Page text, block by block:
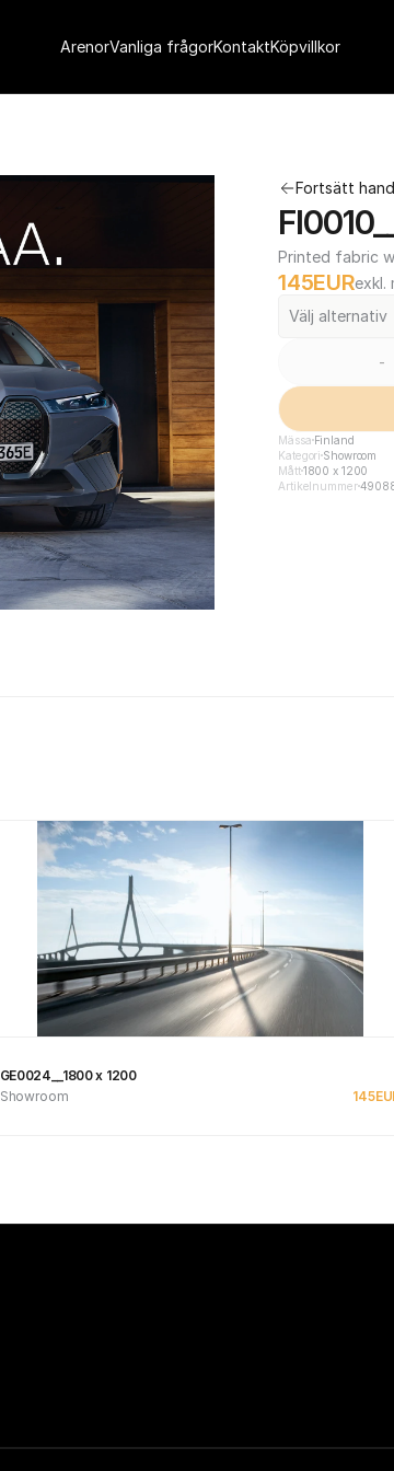
Fortsätt
Printed fabric
145EURexkl.
Välj alternativ
-
Mässa Finland
Kategori Showroom
Mått1800 x 1200
Artikelnummer
GE0024__1800 x 1200
Showroom
145
ArenorVanliga frågorKontaktKöpvillkor